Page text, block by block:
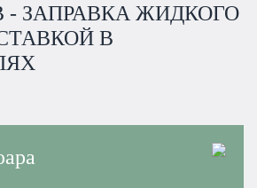
- ЗАПРАВКА ЖИДКОГО
В